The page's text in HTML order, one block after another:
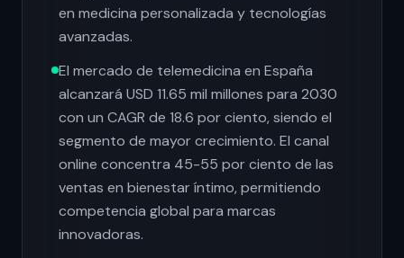
en medicina personalizada y tecnologías
avanzadas.
El mercado de telemedicina en España
alcanzará USD 11.65 mil millones para 2030
con un CAGR de 18.6 por ciento, siendo el
segmento de mayor crecimiento. El canal
online concentra 45-55 por ciento de las
ventas en bienestar íntimo, permitiendo
competencia global para marcas
innovadoras.